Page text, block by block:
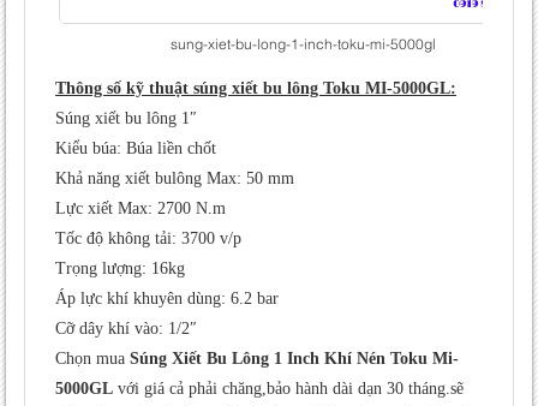
sung-xiet-bu-long-1-inch-toku-mi-5000gl
Thông số kỹ thuật súng xiết bu lông Toku MI-5000GL:
Súng xiết bu lông 1″
Kiểu búa: Búa liền chốt
Khả năng xiết bulông Max: 50 mm
Lực xiết Max: 2700 N.m
Tốc độ không tải: 3700 v/p
Trọng lượng: 16kg
Áp lực khí khuyên dùng: 6.2 bar
Cỡ dây khí vào: 1/2″
Chọn mua Súng Xiết Bu Lông 1 Inch Khí Nén Toku Mi-
5000GL với giá cả phải chăng,bảo hành dài dạn 30 tháng.sẽ